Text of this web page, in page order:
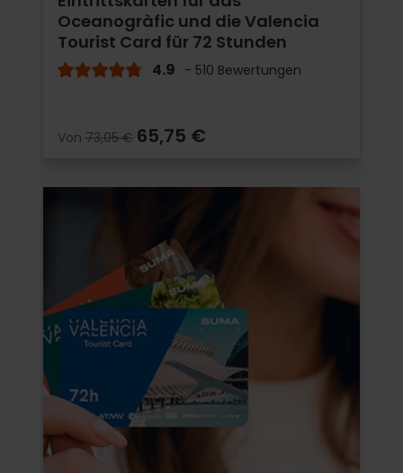
Oceanogràfic und die Valencia
Tourist Card für 72 Stunden
4.9 - 510 Bewertungen
Von 73,05 € 65,75 €